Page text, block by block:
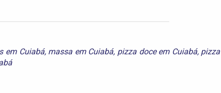
em Cuiabá, massa em Cuiabá, pizza doce em Cuiabá, pizza